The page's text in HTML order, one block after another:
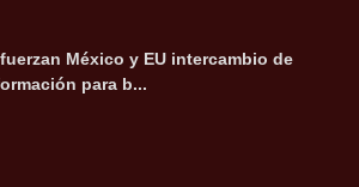
México y EU intercambio de
para b...